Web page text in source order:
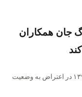
جان همکاران
برخی از فعالان رسانه‌ای از تاریخ ۹ شهریور ۱۳۹۳ در اعتراض به وضعیت